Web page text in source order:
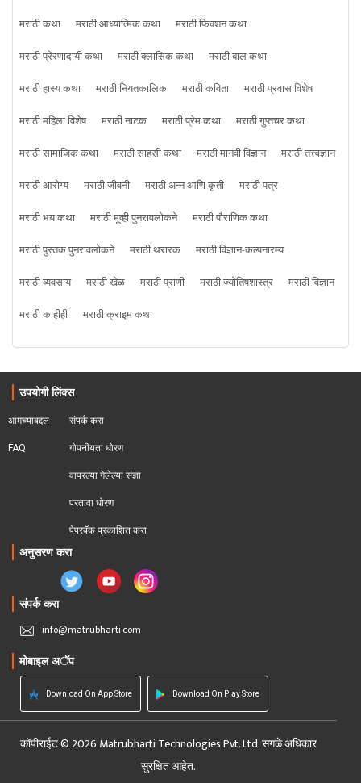
मराठी कथा मराठी आध्यात्मिक कथा
मराठी फिक्शन कथा
मराठी प्रेरणादायी कथा
मराठी क्लासिक कथा
मराठी बाल कथा
मराठी हास्य कथा
मराठी नियतकालिक मराठी कविता
मराठी प्रवास विशेष
मराठी महिला विशेष
मराठी नाटक मराठी प्रेम कथा
मराठी गुप्तचर कथा
मराठी सामाजिक कथा
मराठी साहसी कथा मराठी मानवी विज्ञान
मराठी तत्त्वज्ञान
मराठी आरोग्य
मराठी जीवनी मराठी अन्न आणि कृती
मराठी पत्र
मराठी भय कथा
मराठी मूव्ही पुनरावलोकने
मराठी पौराणिक कथा
मराठी पुस्तक पुनरावलोकने
मराठी थरारक
मराठी विज्ञान-कल्पनारम्य
मराठी व्यवसाय
मराठी खेळ मराठी प्राणी मराठी ज्योतिषशास्त्र
मराठी विज्ञान
मराठी काहीही
मराठी क्राइम कथा
उपयोगी लिंक्स
आमच्याबद्दल
FAQ
संपर्क करा
गोपनीयता धोरण
वापरल्या गेलेल्या संज्ञा
परतावा धोरण
पेपरबॅक प्रकाशित करा
अनुसरण करा
संपर्क करा
info@matrubharti.com
मोबाइल अॅप
Download On App Store Download On Play Store
कॉपीराईट © 2026 Matrubharti Technologies Pvt. Ltd. सगळे अधिकार
सुरक्षित आहेत.